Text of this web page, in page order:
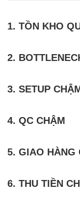
1. TỒN KHO
2.
3. SETUP
4. QC CHẬM
5. GIAO HÀNG
6. THU TIỀN